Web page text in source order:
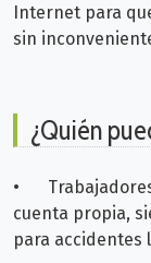
Internet para
sin
¿Quién
•
cuenta propia,
para accidentes